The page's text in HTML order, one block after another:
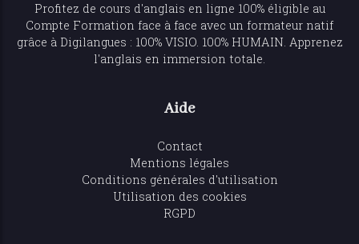
Profitez de cours d'anglais en ligne 100% éligible au
Compte Formation face à face avec un formateur natif
grâce à Digilangues : 100% VISIO. 100% HUMAIN. Apprenez
l'anglais en immersion totale.
Aide
Contact
Mentions légales
Conditions générales d'utilisation
Utilisation des cookies
RGPD